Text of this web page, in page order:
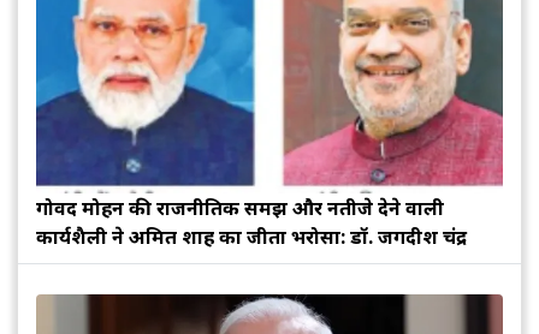
गोविंद मोहन की राजनीतिक समझ और नतीजे देने वाली
कार्यशैली ने अमित शाह का जीता भरोसा: डॉ. जगदीश चंद्र